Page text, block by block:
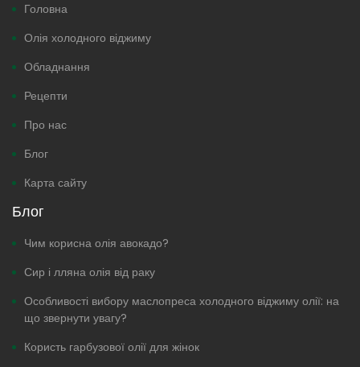
Головна
Олія холодного віджиму
Обладнання
Рецепти
Про нас
Блог
Карта сайту
Блог
Чим корисна олія авокадо?
Сир і лляна олія від раку
Особливості вибору маслопреса холодного віджиму олії: на
що звернути увагу?
Користь гарбузової олії для жінок